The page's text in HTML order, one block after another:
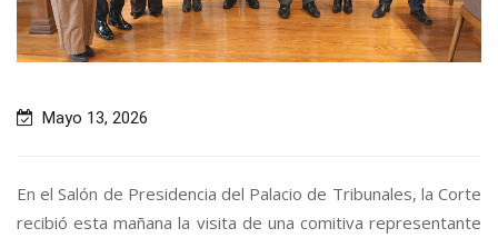
Mayo 13, 2026
En el Salón de Presidencia del Palacio de Tribunales, la Corte
recibió esta mañana la visita de una comitiva representante